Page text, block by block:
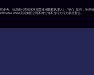
参考。信息由代理03909[涅槃亚洲授权代理人]（“NA”）提供，
ASIA及其集团公司不对任何不当行为行为承担责任。